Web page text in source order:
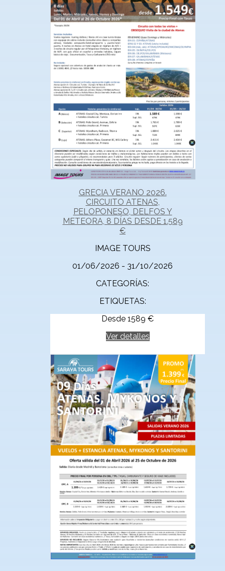
GRECIA VERANO 2026.
CIRCUITO ATENAS,
PELOPONESO, DELFOS Y
METEORA, 8 DÍAS DESDE 1.589
€
IMAGE TOURS
01/06/2026 - 31/10/2026
CATEGORÍAS:
ETIQUETAS:
Desde 1589 €
Ver detalles